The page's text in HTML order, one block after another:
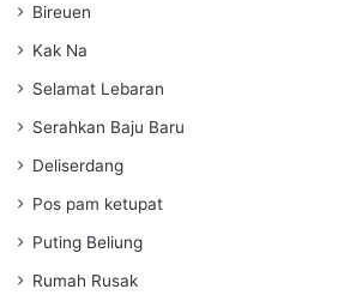
Bireuen
Kak Na
Selamat Lebaran
Serahkan Baju Baru
Deliserdang
Pos pam ketupat
Puting Beliung
Rumah Rusak